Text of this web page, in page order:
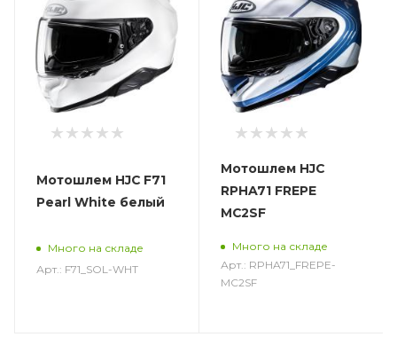
Мотошлем HJC F71
Pearl White белый
Много на складе
Арт.: F71_SOL-WHT
Мотошлем HJC
RPHA71 FREPE
MC2SF
Много на складе
Арт.: RPHA71_FREPE-
MC2SF